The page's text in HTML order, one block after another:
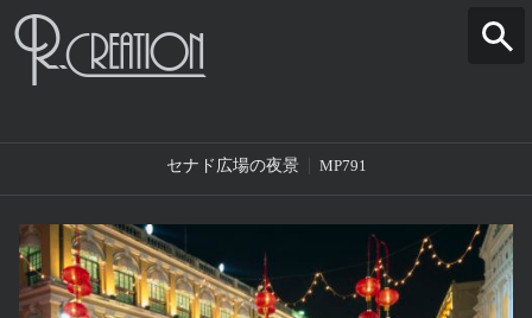
セナド広場の夜景 MP791